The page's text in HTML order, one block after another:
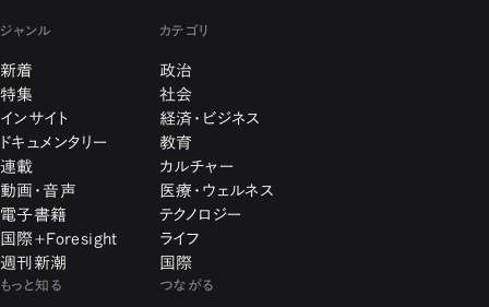
ジャンル
新着
特集
インサイト
ドキュメンタリー
連載
動画・音声
電子書籍
国際+Foresight
週刊新潮
カテゴリ
政治
社会
経済・ビジネス
教育
カルチャー
医療・ウェルネス
テクノロジー
ライフ
国際
もっと知る つながる